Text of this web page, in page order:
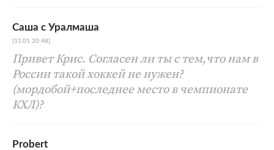
Саша с Уралмаша
[11.01 20:48]
Привет Крис. Согласен ли ты с тем,что нам в
России такой хоккей не нужен?
(мордобой+последнее место в чемпионате
КХЛ)?
Probert